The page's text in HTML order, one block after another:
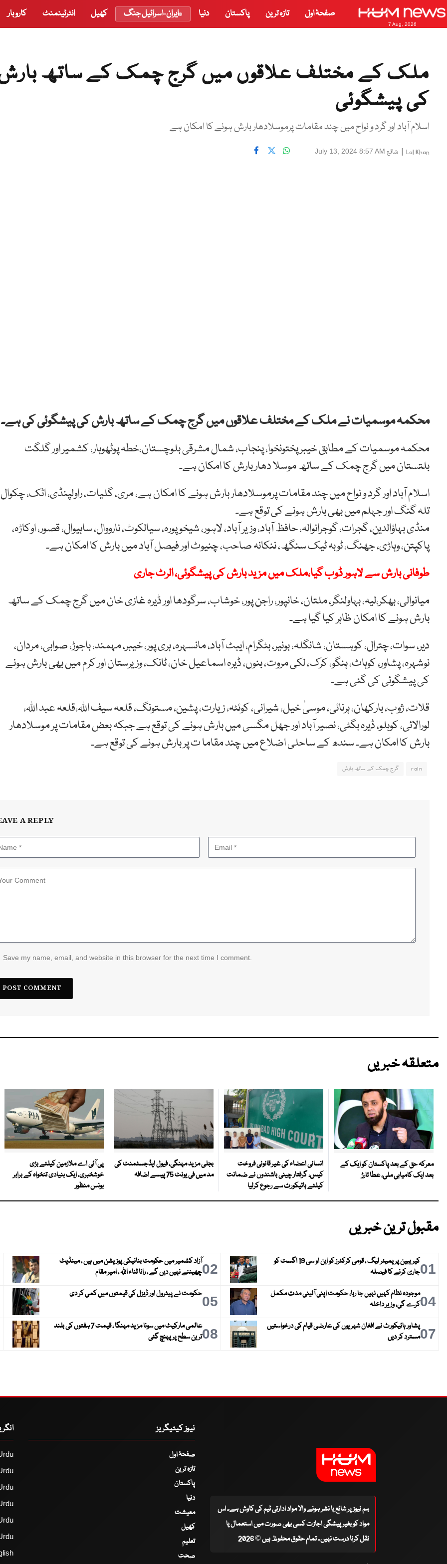
7 Aug, 2026
صفحۂ اول تازہ ترین پاکستان دنیا ایران-اسرائیل جنگ کھیل انٹرٹینمنٹ کاروبار
ملک کے مختلف علاقوں میں گرج چمک کے ساتھ
کی پیشگوئی
اسلام آباد اور گرد و نواح میں چند مقامات پرموسلادھار بارش ہونے کا امکان ہے
Lal Khan
| شائع July 13, 2024 8:57 AM
محکمہ موسمیات نے ملک کے مختلف علاقوں میں گرج چمک کے ساتھ بارش کی پیشگوئی کی ہے۔
محکمہ موسمیات کے مطابق خیبر پختونخوا، پنجاب، شمال مشرقی بلوچستان،خطہ پوٹھوہار، کشمیر اور گلگت
بلتستان میں گرج چمک کے ساتھ موسلا دھار بارش کا امکان ہے۔
اسلام آباد اور گرد و نواح میں چند مقامات پرموسلادھار بارش ہونے کا امکان ہے، مری، گلیات، راولپنڈی، اٹک،
تلہ گنگ اور جہلم میں بھی بارش ہونے کی توقع ہے۔
منڈی بہاؤالدین، گجرات، گوجرانوالہ، حافظ آباد، وزیر آباد، لاہور، شیخوپورہ، سیالکوٹ، نارووال، ساہیوال، قصور، اوکاڑہ،
پاکپتن، وہاڑی، جھنگ، ٹوبہ ٹیک سنگھ، ننکانہ صاحب، چنیوٹ اور فیصل آباد میں بارش کا امکان ہے۔
طوفانی بارش سے لاہور ڈوب گیا،ملک میں مزید بارش کی پیشگوئی، الرٹ جاری
میانوالی، بھکر،لیہ، بہاولنگر، ملتان، خانپور، راجن پور، خوشاب، سرگودھا اور ڈیرہ غازی خان میں گرج چمک کے ساتھ
بارش ہونے کا امکان ظاہر کیا گیا ہے۔
دیر، سوات، چترال، کوہستان، شانگلہ، بونیر، بٹگرام، ایبٹ آباد، مانسہرہ، ہری پور، خیبر، مہمند، باجوڑ، صوابی، مردان،
نوشہرہ، پشاور، کوہاٹ، ہنگو، کرک، لکی مروت، بنوں، ڈیرہ اسماعیل خان، ٹانک، وزیرستان اور کرم میں بھی بارش ہونے
کی پیشگوئی کی گئی ہے۔
قلات، ژوب، بارکھان، ہرنائی، موسیٰ خیل، شیرانی، کوئٹہ، زیارت، پشین، مستونگ، قلعہ سیف اللہ،قلعہ عبد اللہ،
لورالائی، کوہلو، ڈیرہ بگٹی، نصیر آباد اور جھل مگسی میں بارش ہونے کی توقع ہے جبکہ بعض مقامات پر موسلادھار
بارش کا امکان ہے۔ سندھ کے ساحلی اضلاع میں چند مقاما ت پر بارش ہونے کی توقع ہے۔
rain گرج چمک کے ساتھ بارش
A REPLY
Save my name, email, and website in this browser for the next time I comment.
متعلقہ خبریں
معرکہ حق کے بعد پاکستان کو ایک کے
بعد ایک کامیابی ملی، عطا تارڑ
انسانی اعضاء کی غیر قانونی فروخت
کیس، گرفتار چینی باشندوں نے ضمانت
کیلئے ہائیکورٹ سے رجوع کرلیا
بجلی مزید مہنگی، فیول ایڈجسٹمنٹ کی
مد میں فی یونٹ 75 پیسے اضافہ
پی آئی اے ملازمین کیلئے بڑی
خوشخبری، ایک بنیادی تنخواہ کے برابر
بونس منظور
مقبول ترین خبریں
01
کیریبین پریمیئر لیگ ، قومی کرکٹرز کو این او سی 19 اگست کو
جاری کرنے کا فیصلہ
02آزاد کشمیر میں حکومت بنانیکی پوزیشن میں ہیں ، مینڈیٹ
چھیننے نہیں دیں گے ، رانا ثناء اللہ ، امیر مقام
04موجودہ نظام کہیں نہیں جا رہا، حکومت اپنی آئینی مدت مکمل
کرے گی، وزیر داخلہ
05حکومت نے پیٹرول اور ڈیزل کی قیمتوں میں کمی کر دی
07پشاور ہائیکورٹ نے افغان شہریوں کی عارضی قیام کی درخواستیں
مسترد کر دیں
08
عالمی مارکیٹ میں سونا مزید مہنگا ، قیمت 7 ہفتوں کی بلند
ترین سطح پر پہنچ گئی
ہم نیوز پر شائع یا نشر ہونے والا مواد ادارتی ٹیم کی کاوش ہے۔ اس
مواد کو بغیر پیشگی اجازت کسی بھی صورت میں استعمال یا
نقل کرنا درست نہیں۔ تمام حقوق محفوظ ہیں © 2026
نیوز کیٹیگریز
صفحۂ اول
تازہ ترین
پاکستان
دنیا
معیشت
کھیل
تعلیم
صحت